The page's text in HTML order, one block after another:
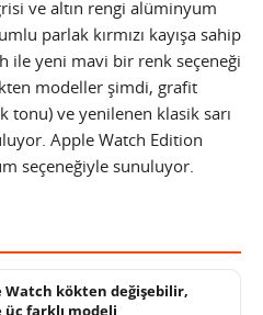
ve altın rengi alüminyum
parlak kırmızı kayışa sahip
ile yeni mavi bir renk seçeneği
modeller şimdi, grafit
tonu) ve yenilenen klasik sarı
Apple Watch Edition
seçeneğiyle sunuluyor.
Watch kökten değişebilir,